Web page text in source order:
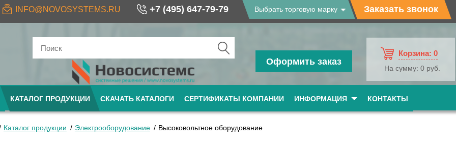
INFO@NOVOSYSTEMS.RU +7 (495) 647-79-79 Выбрать торговую марку Заказать звонок
Оформить заказ
Корзина: 0
На сумму: 0 руб.
КАТАЛОГ ПРОДУКЦИИ СКАЧАТЬ КАТАЛОГИ СЕРТИФИКАТЫ КОМПАНИИ ИНФОРМАЦИЯ КОНТАКТЫ
Каталог продукции Электрооборудование Высоковольтное оборудование